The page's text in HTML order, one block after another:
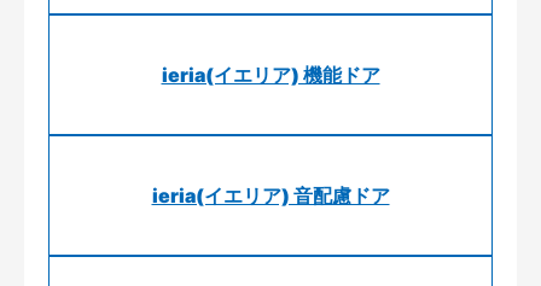
ieria(イエリア) 機能ドア
ieria(イエリア) 音配慮ドア